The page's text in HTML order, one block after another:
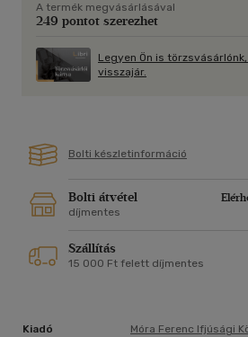
A termék megvásárlásával
249 pontot szerezhet
Legyen Ön is
visszajár.
Bolti készletinformáció
Bolti átvétel
díjmentes
Szállítás
15 000 Ft felett díjmentes
Kiadó Móra Ferenc Ifjúsági